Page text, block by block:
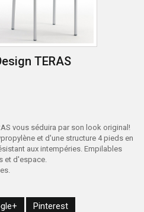
TERAS
vous séduira par son look original!
et d'une structure 4 pieds en
aux intempéries. Empilables
et d'espace.
Pinterest